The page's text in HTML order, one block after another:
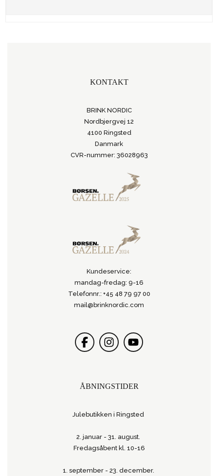
KONTAKT
BRINK NORDIC
Nordbjergvej 12
4100 Ringsted
Danmark
CVR-nummer: 36028963
Kundeservice:
mandag-fredag: 9-16
Telefonnr.: +45 48 79 97 00
mail@brinknordic.com
ÅBNINGSTIDER
Julebutikken i Ringsted
2. januar - 31. august.
Fredagsåbent kl. 10-16
1. september - 23. december.